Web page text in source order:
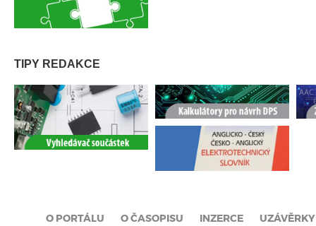
TIPY REDAKCE
O PORTÁLU O ČASOPISU INZERCE UZÁVĚRKY